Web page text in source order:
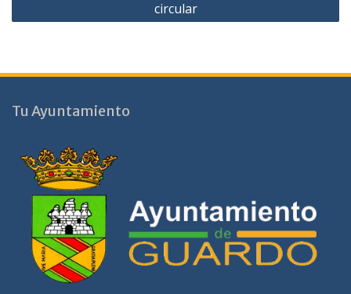
circular
Tu Ayuntamiento